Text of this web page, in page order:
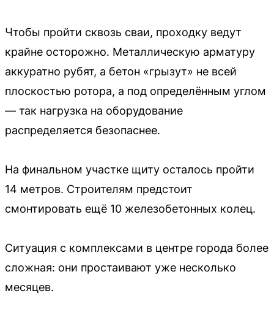
Чтобы пройти сквозь сваи, проходку ведут
крайне осторожно. Металлическую арматуру
аккуратно рубят, а бетон «грызут» не всей
плоскостью ротора, а под определённым углом
— так нагрузка на оборудование
распределяется безопаснее.
На финальном участке щиту осталось пройти
14 метров. Строителям предстоит
смонтировать ещё 10 железобетонных колец.
Ситуация с комплексами в центре города более
сложная: они простаивают уже несколько
месяцев.